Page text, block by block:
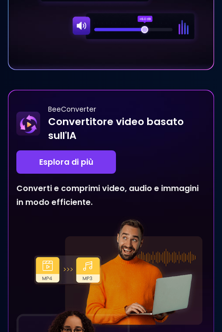
BeeConverter
Convertitore video basato
sull'IA
Esplora di più
Converti e comprimi video, audio e immagini
in modo efficiente.